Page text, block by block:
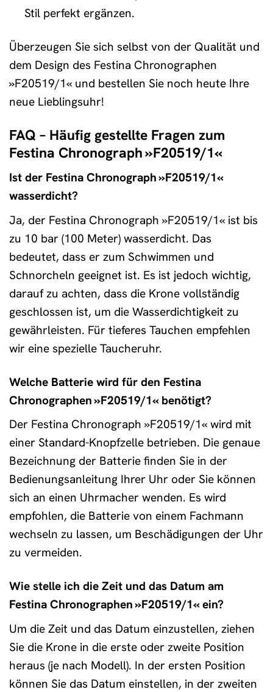
Stil perfekt ergänzen.
Überzeugen Sie sich selbst von der Qualität und
dem Design des Festina Chronographen
»F20519/1« und bestellen Sie noch heute Ihre
neue Lieblingsuhr!
FAQ – Häufig gestellte Fragen zum
Festina Chronograph »F20519/1«
Ist der Festina Chronograph »F20519/1«
wasserdicht?
Ja, der Festina Chronograph »F20519/1« ist bis
zu 10 bar (100 Meter) wasserdicht. Das
bedeutet, dass er zum Schwimmen und
Schnorcheln geeignet ist. Es ist jedoch wichtig,
darauf zu achten, dass die Krone vollständig
geschlossen ist, um die Wasserdichtigkeit zu
gewährleisten. Für tieferes Tauchen empfehlen
wir eine spezielle Taucheruhr.
Welche Batterie wird für den Festina
Chronographen »F20519/1« benötigt?
Der Festina Chronograph »F20519/1« wird mit
einer Standard-Knopfzelle betrieben. Die genaue
Bezeichnung der Batterie finden Sie in der
Bedienungsanleitung Ihrer Uhr oder Sie können
sich an einen Uhrmacher wenden. Es wird
empfohlen, die Batterie von einem Fachmann
wechseln zu lassen, um Beschädigungen der Uhr
zu vermeiden.
Wie stelle ich die Zeit und das Datum am
Festina Chronographen »F20519/1« ein?
Um die Zeit und das Datum einzustellen, ziehen
Sie die Krone in die erste oder zweite Position
heraus (je nach Modell). In der ersten Position
können Sie das Datum einstellen, in der zweiten